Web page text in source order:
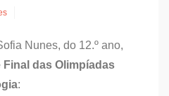
Nunes, do 12.º ano,
Final das Olimpíadas
: